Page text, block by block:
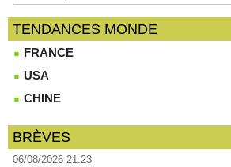
TENDANCES MONDE
FRANCE
USA
CHINE
BRÈVES
06/08/2026 21:23